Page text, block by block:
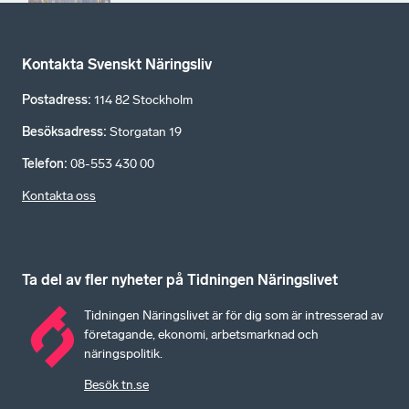
Kontakta Svenskt Näringsliv
Postadress: 114 82 Stockholm
Besöksadress: Storgatan 19
Telefon: 08-553 430 00
Kontakta oss
Ta del av fler nyheter på Tidningen Näringslivet
Tidningen Näringslivet är för dig som är intresserad av
företagande, ekonomi, arbetsmarknad och
näringspolitik.
Besök tn.se